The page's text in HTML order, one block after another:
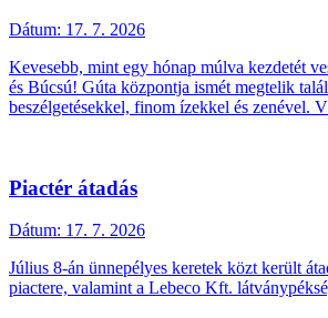
Dátum: 17. 7. 2026
Kevesebb, mint egy hónap múlva kezdetét
és Búcsú! Gúta központja ismét megtelik
beszélgetésekkel, finom ízekkel és zenével.
Piactér átadás
Dátum: 17. 7. 2026
Július 8-án ünnepélyes keretek közt került
piactere, valamint a Lebeco Kft.